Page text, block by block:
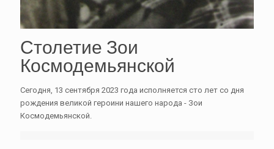
Столетие Зои
Космодемьянской
Сегодня, 13 сентября 2023 года исполняется сто лет со дня
рождения великой героини нашего народа - Зои
Космодемьянской.